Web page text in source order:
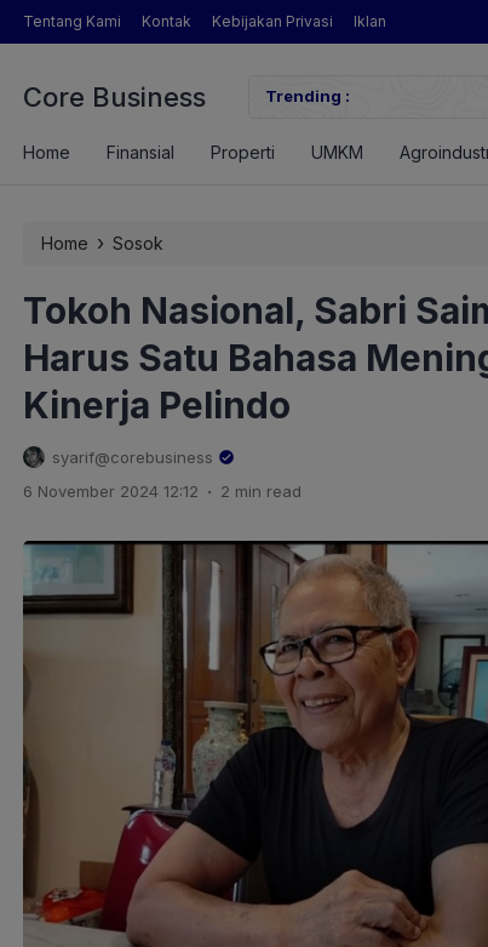
Tentang Kami Kontak Kebijakan Privasi Iklan
Core Business Trending :
Mentan Amran?
Huawei Digital
Home Finansial Properti UMKM
Home › Sosok
Tokoh Nasional, Sabri
Harus Satu Bahasa
Kinerja Pelindo
syarif@corebusiness
6 November 2024 12:12 . 2 min read